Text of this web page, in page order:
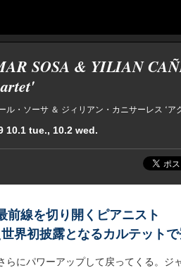
SOSA & YILIAN
ル・ソーサ ＆ ジィリアン・カニサーレス ‘ア
10.1 tue., 10.2 wed.
前線を切り開くピアニスト
界初披露となるカルテット
らにパワーアップして戻ってくる。ジ